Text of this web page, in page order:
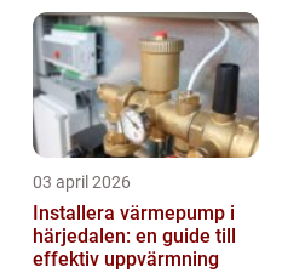
03 april 2026
Installera värmepump i
härjedalen: en guide till
effektiv uppvärmning